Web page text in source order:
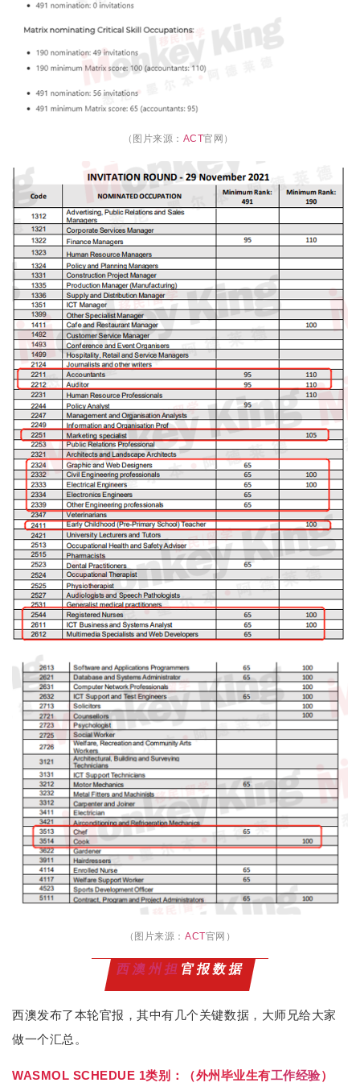
（图片来源： ACT官网）
（图片来源： ACT官网 ）
西澳州担官报数据
西澳发布了本轮官报，其中有几个关键数据，大师兄给大家
做一个汇总。
WASMOL SCHEDUE 1类别：（外州毕业生有工作经验）